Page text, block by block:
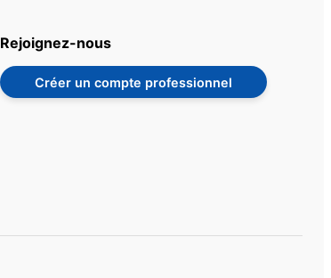
Rejoignez-nous
Créer un compte professionnel